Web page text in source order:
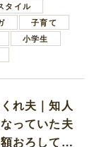
タイル
子育て
小学生
れ夫｜知人
っていた夫
おろしてほ